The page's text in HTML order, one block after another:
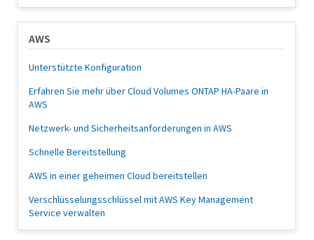
AWS
Unterstützte Konfiguration
Erfahren Sie mehr über Cloud Volumes ONTAP HA-Paare in
AWS
Netzwerk- und Sicherheitsanforderungen in AWS
Schnelle Bereitstellung
AWS in einer geheimen Cloud bereitstellen
Verschlüsselungsschlüssel mit AWS Key Management
Service verwalten